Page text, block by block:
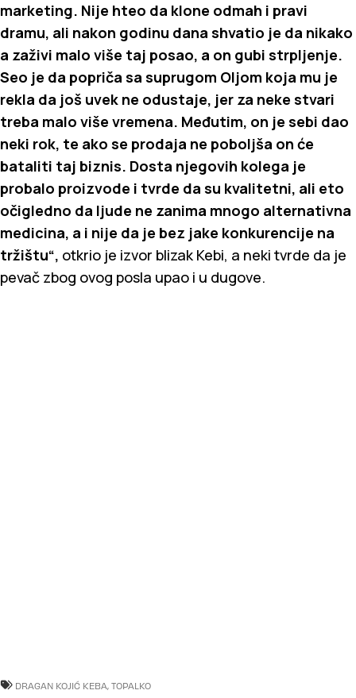
marketing. Nije hteo da klone odmah i pravi
dramu, ali nakon godinu dana shvatio je da nikako
a zaživi malo više taj posao, a on gubi strpljenje.
Seo je da popriča sa suprugom Oljom koja mu je
rekla da još uvek ne odustaje, jer za neke stvari
treba malo više vremena. Međutim, on je sebi dao
neki rok, te ako se prodaja ne poboljša on će
bataliti taj biznis. Dosta njegovih kolega je
probalo proizvode i tvrde da su kvalitetni, ali eto
očigledno da ljude ne zanima mnogo alternativna
medicina, a i nije da je bez jake konkurencije na
tržištu“, otkrio je izvor blizak Kebi, a neki tvrde da je
pevač zbog ovog posla upao i u dugove.
DRAGAN KOJIĆ KEBA TOPALKO